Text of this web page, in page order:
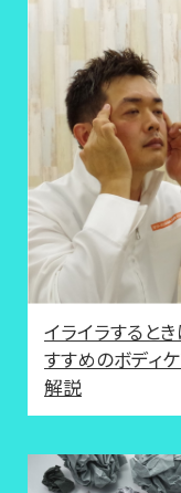
イライラすると
すすめのボディ
解説